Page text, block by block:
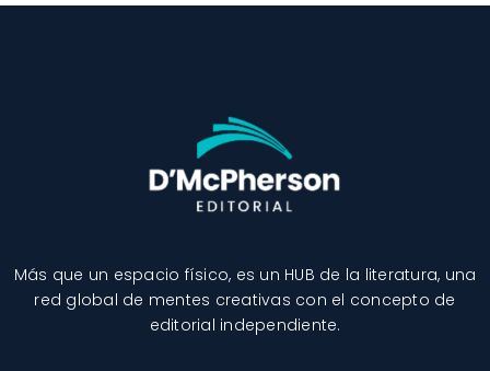
Más que un espacio físico, es un HUB de la literatura, una
red global de mentes creativas con el concepto de
editorial independiente.